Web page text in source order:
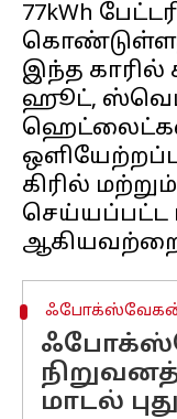
77kWh
இந்த
ஹூட்,
ஹெட்லைட்கள்,
கிரில்
செய்யப்பட்ட
மாடல்